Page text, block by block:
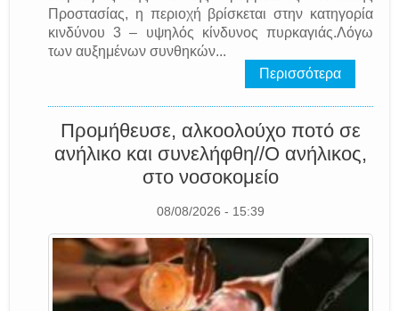
Προστασίας, η περιοχή βρίσκεται στην κατηγορία
κινδύνου 3 – υψηλός κίνδυνος πυρκαγιάς.Λόγω
των αυξημένων συνθηκών...
Περισσότερα
Προμήθευσε, αλκοολούχο ποτό σε
ανήλικο και συνελήφθη//Ο ανήλικος,
στο νοσοκομείο
08/08/2026 - 15:39